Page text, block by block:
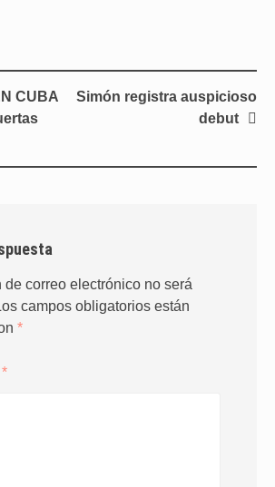
CUBA
Simón registra auspicioso
debut
de correo electrónico no será
campos obligatorios están
*
*